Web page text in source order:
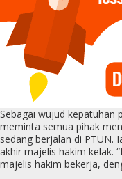
Sebagai wujud kepatuhan
meminta semua pihak
sedang berjalan di PTUN.
akhir majelis hakim kelak.
majelis hakim bekerja,